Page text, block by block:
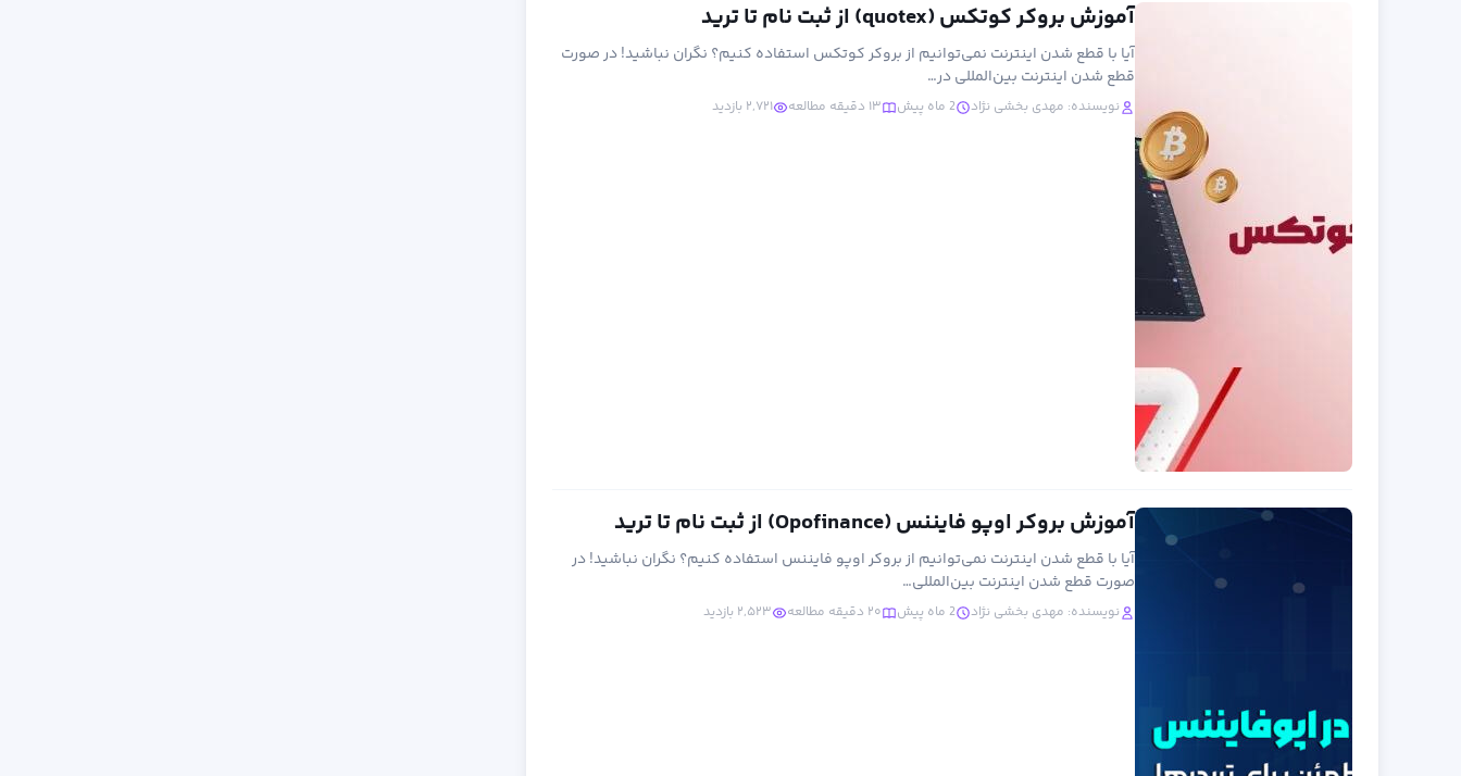
آموزش بروکر کوتکس (quotex) از ثبت نام تا ترید
آیا با قطع شدن اینترنت نمی‌توانیم از بروکر کوتکس استفاده کنیم؟ نگران نباشید! در صورت
قطع شدن اینترنت بین‌المللی در…
نویسنده: مهدی بخشی نژاد 2 ماه پیش ۱۳ دقیقه مطالعه ۲,۷۲۱ بازدید
آموزش بروکر اوپو فایننس (Opofinance) از ثبت نام تا ترید
آیا با قطع شدن اینترنت نمی‌توانیم از بروکر اوپو فایننس استفاده کنیم؟ نگران نباشید! در
صورت قطع شدن اینترنت بین‌المللی…
نویسنده: مهدی بخشی نژاد 2 ماه پیش ۲۰ دقیقه مطالعه ۲,۵۲۳ بازدید